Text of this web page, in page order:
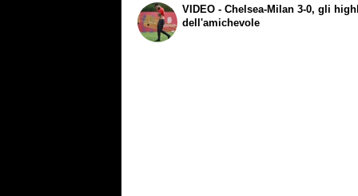
VIDEO - Chelsea-Milan 3-0, gli
dell'amichevole